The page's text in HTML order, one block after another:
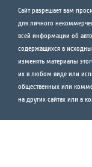
Сайт разрешает вам
для личного
всей информации об
содержащихся в
изменять материалы
их в любом виде или
общественных или
на других сайтах или в